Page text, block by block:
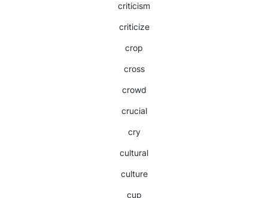
criticism
criticize
crop
cross
crowd
crucial
cry
cultural
culture
cup